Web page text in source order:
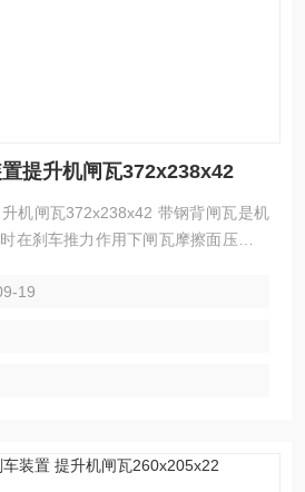
提升机闸瓦372x238x42
机闸瓦372x238x42 带钢背闸瓦是机
在刹车推力作用下闸瓦摩擦面压紧靠
19